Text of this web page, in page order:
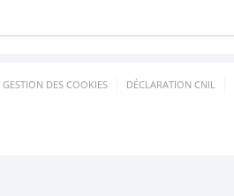
GESTION DES COOKIES DÉCLARATION CNIL